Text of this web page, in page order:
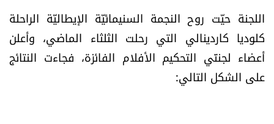
العالم
الصحافة الإسرائيلية
اللجنة حيّت روح النجمة السنيمائيّة الإيطاليّة الراحلة
كلوديا كاردينالي التي رحلت الثلثاء الماضي، وأعلن
أعضاء لجنتَي التحكيم الأفلام الفائزة، فجاءت النتائج
على الشكل التالي: